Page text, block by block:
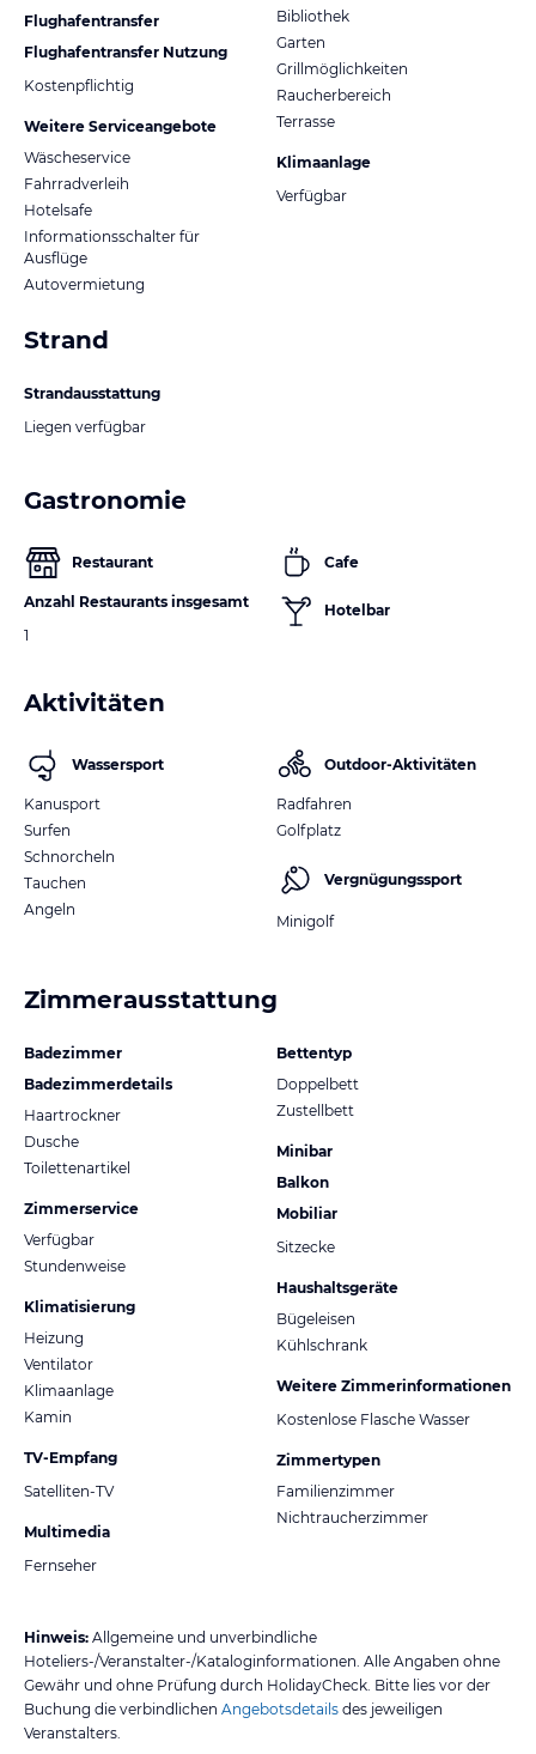
Flughafentransfer
Flughafentransfer Nutzung
Kostenpflichtig
Weitere Serviceangebote
Wäscheservice
Fahrradverleih
Hotelsafe
Informationsschalter für
Ausflüge
Autovermietung
Bibliothek
Garten
Grillmöglichkeiten
Raucherbereich
Terrasse
Klimaanlage
Verfügbar
Strand
Strandausstattung
Liegen verfügbar
Gastronomie
Restaurant
Anzahl Restaurants insgesamt
1
Cafe
Hotelbar
Aktivitäten
Wassersport
Kanusport
Surfen
Schnorcheln
Tauchen
Angeln
Outdoor-Aktivitäten
Radfahren
Golfplatz
Vergnügungssport
Minigolf
Zimmerausstattung
Badezimmer
Badezimmerdetails
Haartrockner
Dusche
Toilettenartikel
Zimmerservice
Verfügbar
Stundenweise
Klimatisierung
Heizung
Ventilator
Klimaanlage
Kamin
TV-Empfang
Satelliten-TV
Multimedia
Fernseher
Bettentyp
Doppelbett
Zustellbett
Minibar
Balkon
Mobiliar
Sitzecke
Haushaltsgeräte
Bügeleisen
Kühlschrank
Weitere Zimmerinformationen
Kostenlose Flasche Wasser
Zimmertypen
Familienzimmer
Nichtraucherzimmer
Hinweis: Allgemeine und unverbindliche
Hoteliers-/Veranstalter-/Kataloginformationen. Alle Angaben ohne
Gewähr und ohne Prüfung durch HolidayCheck. Bitte lies vor der
Buchung die verbindlichen Angebotsdetails des jeweiligen
Veranstalters.